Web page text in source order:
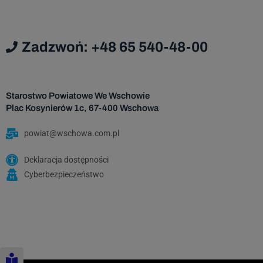
Zadzwoń: +48 65 540-48-00
Starostwo Powiatowe We Wschowie
Plac Kosynierów 1c, 67-400 Wschowa
powiat@wschowa.com.pl
Deklaracja dostępności
Cyberbezpieczeństwo